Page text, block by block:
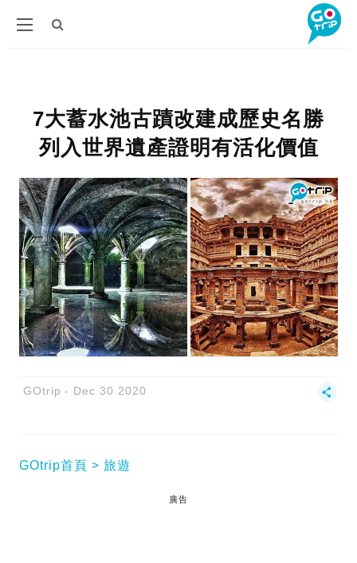
7大蓄水池古蹟改建成歷史名勝
列入世界遺產證明有活化價值
GOtrip Dec 30 2020
GOtrip首頁 旅遊
廣告